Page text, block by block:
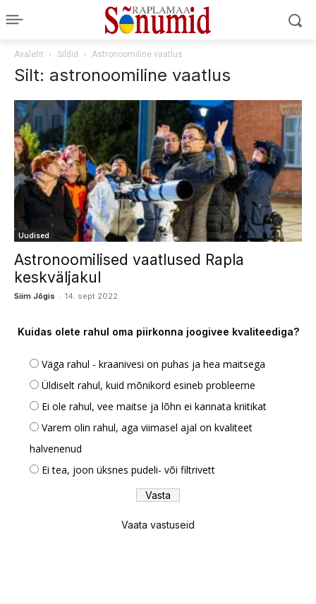
Avaleht Sildid Astronoomiline vaatlus
Silt: astronoomiline vaatlus
Uudised
Astronoomilised vaatlused Rapla
keskväljakul
Siim Jõgis - 14. sept 2022
Kuidas olete rahul oma piirkonna joogivee kvaliteediga?
Väga rahul - kraanivesi on puhas ja hea maitsega
Üldiselt rahul, kuid mõnikord esineb probleeme
Ei ole rahul, vee maitse ja lõhn ei kannata kriitikat
Varem olin rahul, aga viimasel ajal on kvaliteet
halvenenud
Ei tea, joon üksnes pudeli- või filtrivett
Vaata vastuseid